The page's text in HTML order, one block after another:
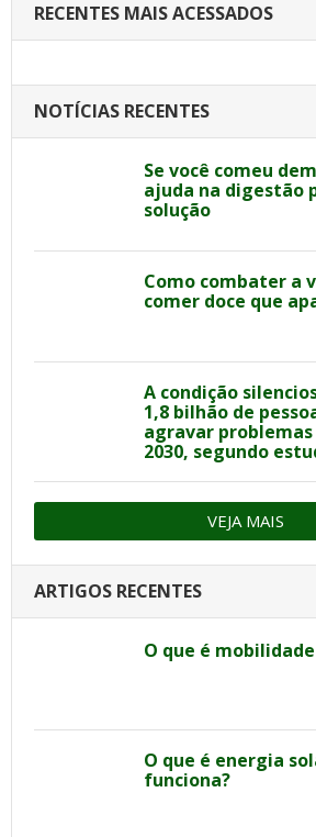
RECENTES MAIS ACESSADOS
NOTÍCIAS RECENTES
Se você comeu
ajuda na digestão
solução
Como combater a
comer doce que
A condição
1,8 bilhão de
agravar
2030, segundo
VEJA MAIS
ARTIGOS RECENTES
O que é
O que é energia
funciona?